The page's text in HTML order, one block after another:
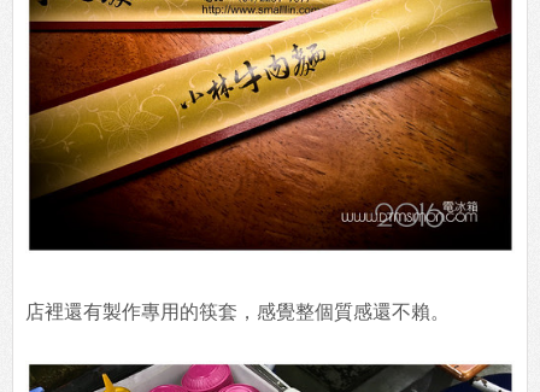
店裡還有製作專用的筷套，感覺整個質感還不賴。